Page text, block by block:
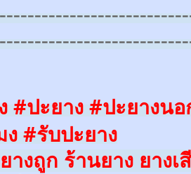
#ปะยาง #ปะยางน
ง #รับปะยาง
างถูก ร้านยาง ยางเ